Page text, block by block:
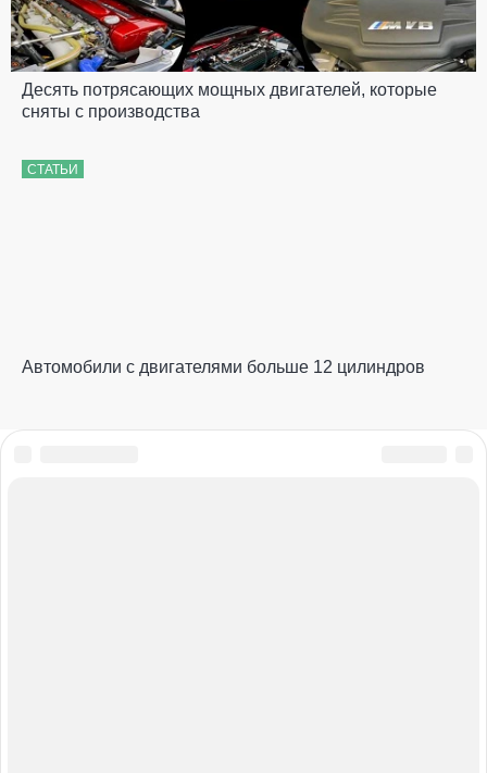
Десять потрясающих мощных двигателей, которые
сняты с производства
СТАТЬИ
Автомобили с двигателями больше 12 цилиндров